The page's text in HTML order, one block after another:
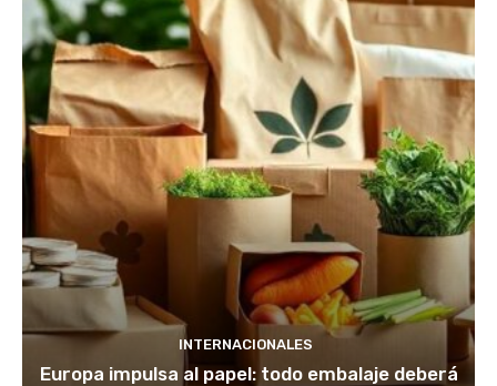
INTERNACIONALES
Europa impulsa al papel: todo embalaje deberá